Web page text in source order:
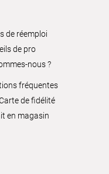
de réemploi
de pro
nous ?
fréquentes
de fidélité
en magasin